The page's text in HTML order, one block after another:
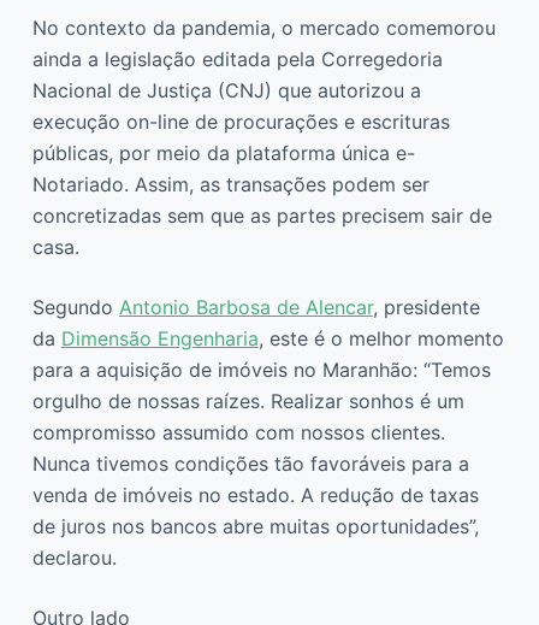
No contexto da pandemia, o mercado comemorou
ainda a legislação editada pela Corregedoria
Nacional de Justiça (CNJ) que autorizou a
execução on-line de procurações e escrituras
públicas, por meio da plataforma única e-
Notariado. Assim, as transações podem ser
concretizadas sem que as partes precisem sair de
casa.
Segundo Antonio Barbosa de Alencar, presidente
da Dimensão Engenharia, este é o melhor momento
para a aquisição de imóveis no Maranhão: “Temos
orgulho de nossas raízes. Realizar sonhos é um
compromisso assumido com nossos clientes.
Nunca tivemos condições tão favoráveis para a
venda de imóveis no estado. A redução de taxas
de juros nos bancos abre muitas oportunidades”,
declarou.
Outro lado